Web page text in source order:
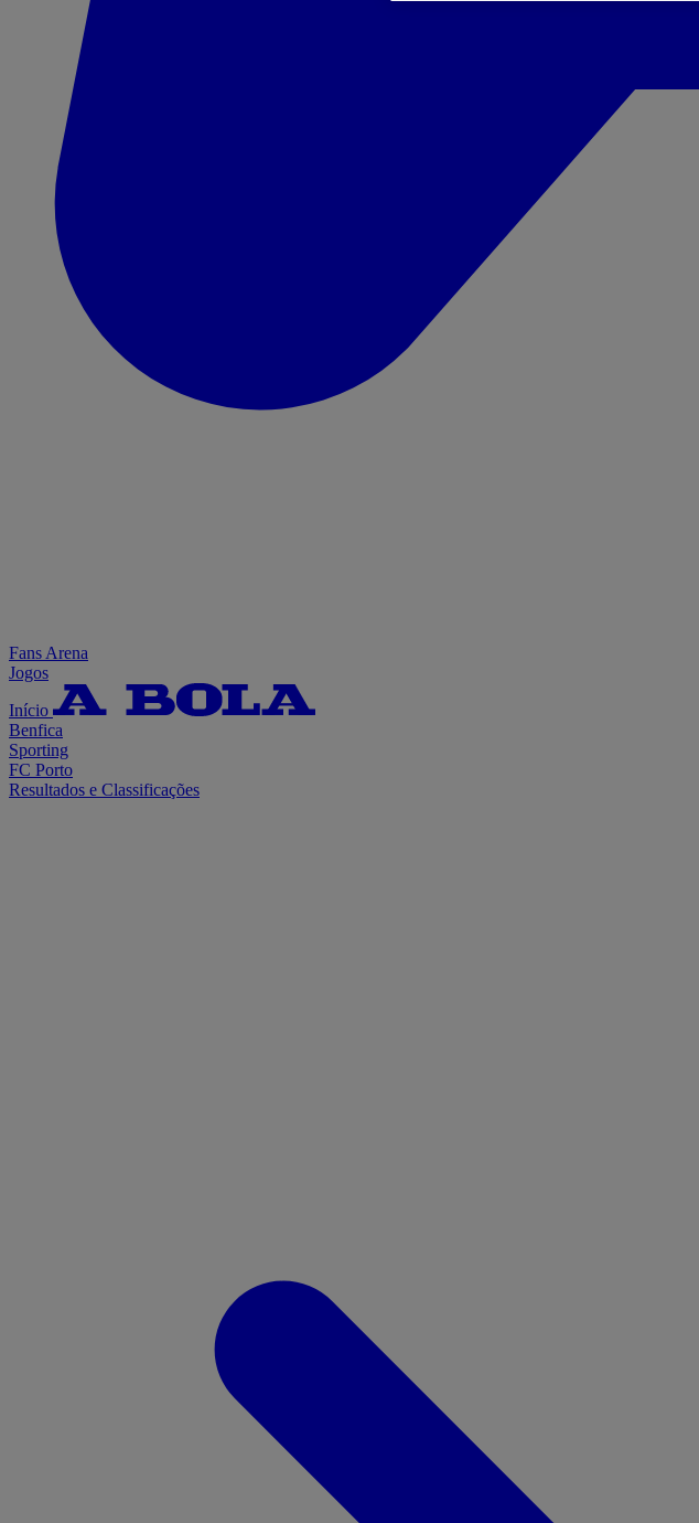
Fans Arena
Jogos
Início
Benfica
Sporting
FC Porto
Resultados e Classificações